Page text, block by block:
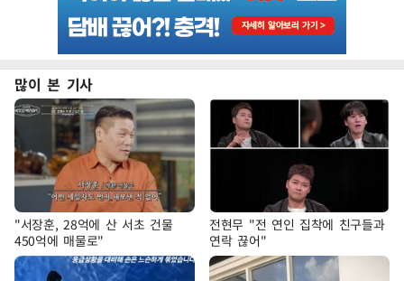
많이 본 기사
"서장훈, 28억에 산 서초 건물
450억에 매물로"
전현무 "전 연인 집착에 친구들과
연락 끊어"